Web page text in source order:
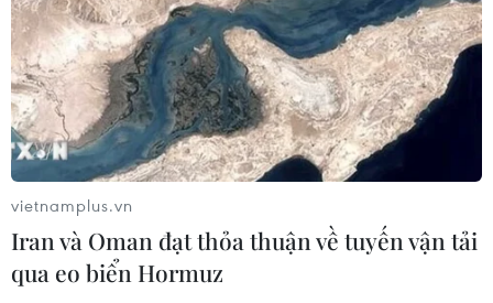
vietnamplus.vn
Iran và Oman đạt thỏa thuận về tuyến vận tải
qua eo biển Hormuz